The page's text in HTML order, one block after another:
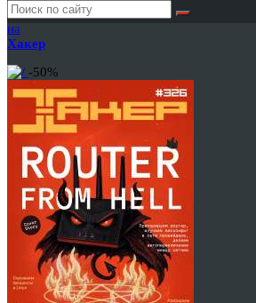
подписка
на
Хакер
-50%